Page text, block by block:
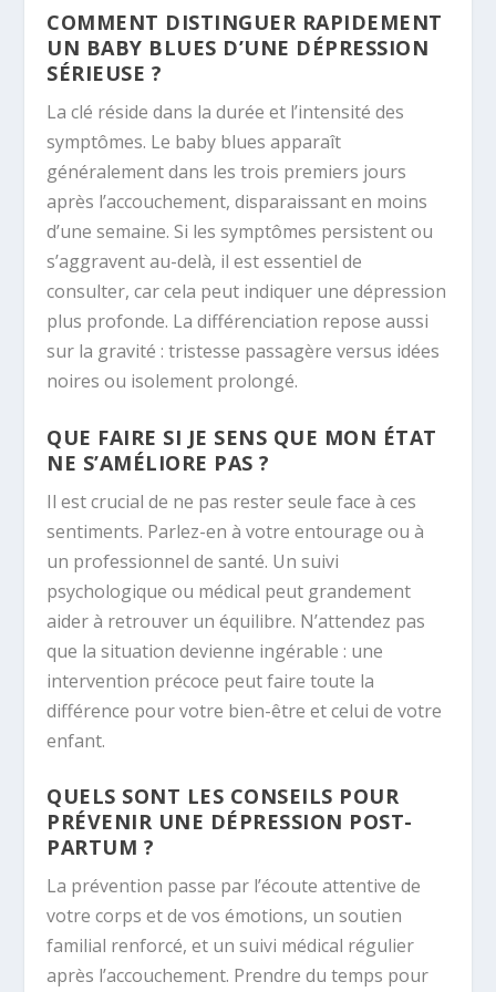
COMMENT DISTINGUER RAPIDEMENT
UN BABY BLUES D’UNE DÉPRESSION
SÉRIEUSE ?
La clé réside dans la durée et l’intensité des
symptômes. Le baby blues apparaît
généralement dans les trois premiers jours
après l’accouchement, disparaissant en moins
d’une semaine. Si les symptômes persistent ou
s’aggravent au-delà, il est essentiel de
consulter, car cela peut indiquer une dépression
plus profonde. La différenciation repose aussi
sur la gravité : tristesse passagère versus idées
noires ou isolement prolongé.
QUE FAIRE SI JE SENS QUE MON ÉTAT
NE S’AMÉLIORE PAS ?
Il est crucial de ne pas rester seule face à ces
sentiments. Parlez-en à votre entourage ou à
un professionnel de santé. Un suivi
psychologique ou médical peut grandement
aider à retrouver un équilibre. N’attendez pas
que la situation devienne ingérable : une
intervention précoce peut faire toute la
différence pour votre bien-être et celui de votre
enfant.
QUELS SONT LES CONSEILS POUR
PRÉVENIR UNE DÉPRESSION POST-
PARTUM ?
La prévention passe par l’écoute attentive de
votre corps et de vos émotions, un soutien
familial renforcé, et un suivi médical régulier
après l’accouchement. Prendre du temps pour